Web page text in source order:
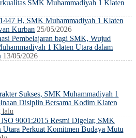
SMK Muhammadiyah 1 Klaten
H, SMK Muhammadiyah 1 Klaten
Kurban 25/05/2026
Pembelajaran bagi SMK, Wujud
1 Klaten Utara dalam
13/05/2026
Sukses, SMK Muhammadiyah 1
Disiplin Bersama Kodim Klaten
lalu
9001:2015 Resmi Digelar, SMK
Perkuat Komitmen Budaya Mutu